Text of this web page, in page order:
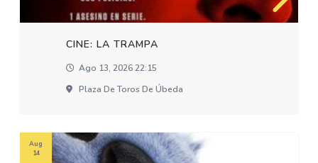
CINE: LA TRAMPA
Ago 13, 2026 22:15
Plaza De Toros De Úbeda
Aug
14